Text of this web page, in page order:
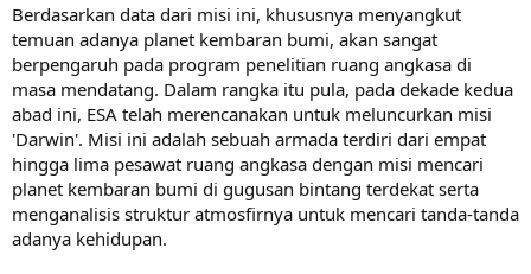
Berdasarkan data dari misi ini, khususnya menyangkut
temuan adanya planet kembaran bumi, akan sangat
berpengaruh pada program penelitian ruang angkasa di
masa mendatang. Dalam rangka itu pula, pada dekade kedua
abad ini, ESA telah merencanakan untuk meluncurkan misi
'Darwin'. Misi ini adalah sebuah armada terdiri dari empat
hingga lima pesawat ruang angkasa dengan misi mencari
planet kembaran bumi di gugusan bintang terdekat serta
menganalisis struktur atmosfirnya untuk mencari tanda-tanda
adanya kehidupan.